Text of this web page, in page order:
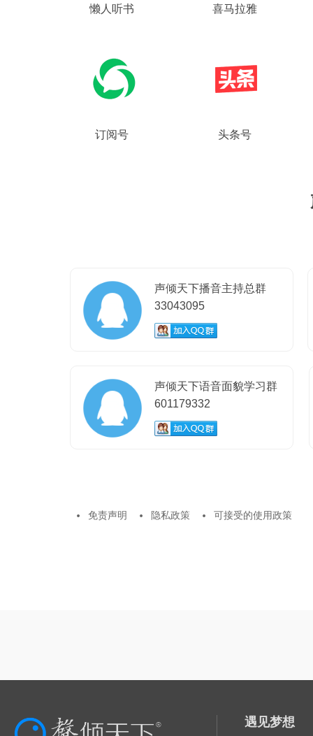
声倾天下播音主持总群
33043095
声倾天下语音面貌学习群
601179332
懒人听书 喜马拉雅
订阅号 头条号
넸 免责声明 넸 隐私政策 넸 可接受的使用政策
遇见梦想